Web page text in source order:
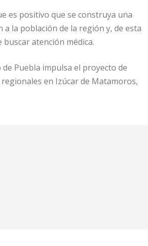
es positivo que se construya una
la población de la región y, de esta
atención médica.
Puebla impulsa el proyecto de
en Izúcar de Matamoros,